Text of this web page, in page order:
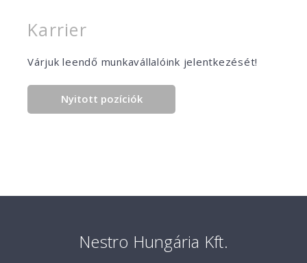
Karrier
Várjuk leendő munkavállalóink jelentkezését!
Nyitott pozíciók
Nestro Hungária Kft.